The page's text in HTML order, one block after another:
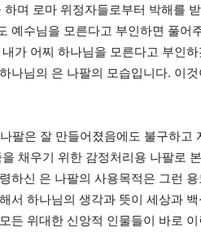
며 로마 위정자들로부터 박해를
예수님을 모른다고 부인하면 풀어
가 어찌 하나님을 모른다고 부인
나님의 은 나팔의 모습입니다. 이
팔은 잘 만들어졌음에도 불구하고
채우기 위한 감정처리용 나팔로
하신 은 나팔의 사용목적은 그런
서 하나님의 생각과 뜻이 세상과
든 위대한 신앙적 인물들이 바로